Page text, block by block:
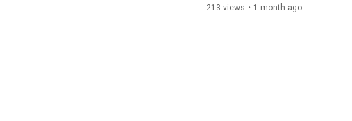
213 views • 1 month ago